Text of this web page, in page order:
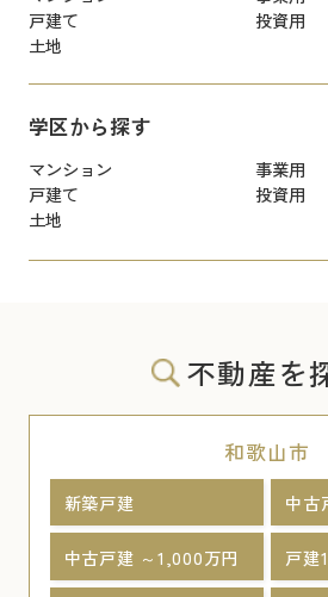
戸建て
投資用
土地
学区から探す
マンション
事業用
戸建て
投資用
土地
不動産を
和歌山市
新築戸建 中古
中古戸建 ～1,000万円 戸建